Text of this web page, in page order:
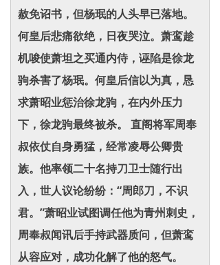
赦免诏书，但杨珉的人头早已落地。
何皇后悲痛欲绝，日夜哭泣。萧鸾趁
机唆使萧坦之买通内侍，诬陷是徐龙
驹杀害了杨珉。何皇后信以为真，恳
求萧昭业惩治徐龙驹，在内外压力
下，徐龙驹最终被杀。 直阁将军周奉
叔依仗自身勇猛，经常凌辱公卿贵
族。他率领二十名持刀卫士随行出
入，世人议论纷纷：“周郎刀，不识
君。”萧昭业试图调任他为青州刺史，
周奉叔闻讯后手持武器质问，但萧鸾
从容应对，成功化解了他的怒气。